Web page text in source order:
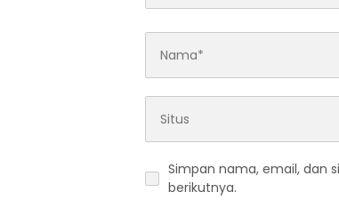
Simpan nama, email, dan
berikutnya.